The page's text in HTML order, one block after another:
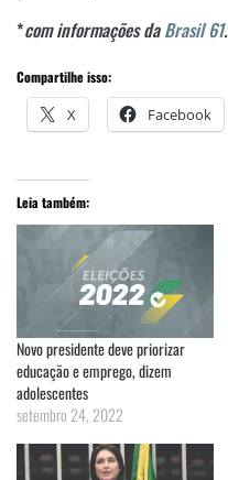
*com informações daBrasil 61.
Compartilhe isso:
X Facebook
Leia também:
Novo presidente deve priorizar
educação e emprego, dizem
adolescentes
setembro 24, 2022